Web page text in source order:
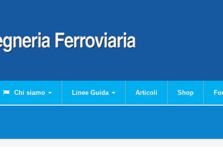
Chi siamo Linee Guida Articoli Shop